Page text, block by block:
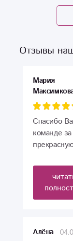
Отзывы
Мария
Спасибо
команде
подарить
любимым
цветы.
Республики
Карелия. :)
Алёна